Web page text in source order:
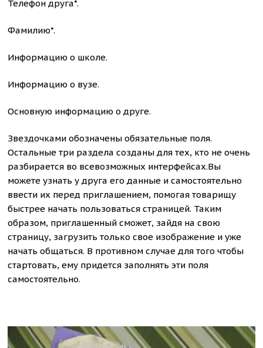
Телефон друга*.
Фамилию*.
Информацию о школе.
Информацию о вузе.
Основную информацию о друге.
Звездочками обозначены обязательные поля.
Остальные три раздела созданы для тех, кто не очень
разбирается во всевозможных интерфейсах.Вы
можете узнать у друга его данные и самостоятельно
ввести их перед приглашением, помогая товарищу
быстрее начать пользоваться страницей. Таким
образом, приглашенный сможет, зайдя на свою
страницу, загрузить только свое изображение и уже
начать общаться. В противном случае для того чтобы
стартовать, ему придется заполнять эти поля
самостоятельно.